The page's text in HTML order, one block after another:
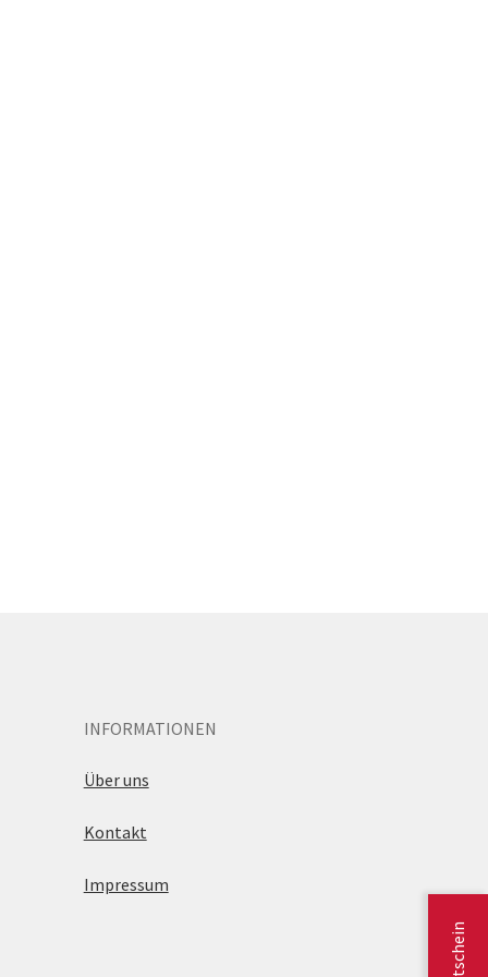
INFORMATIONEN
Über uns
Kontakt
Impressum